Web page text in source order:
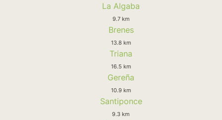
La Algaba
9.7 km
Brenes
13.8 km
Triana
16.5 km
Gereña
10.9 km
Santiponce
9.3 km